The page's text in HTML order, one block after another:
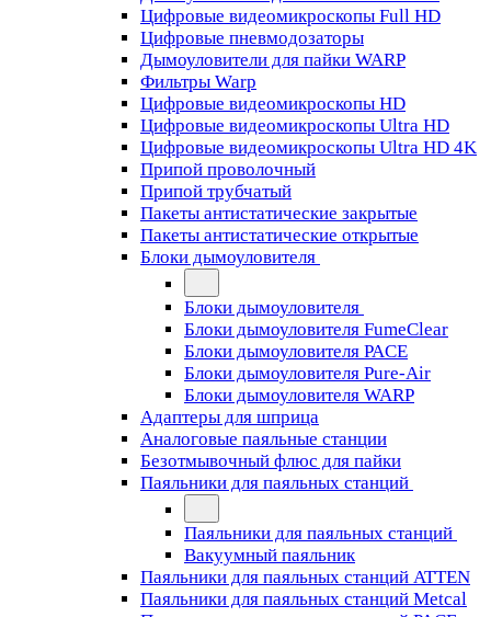
Цифровые видеомикроскопы Full HD
Цифровые пневмодозаторы
Дымоуловители для пайки WARP
Фильтры Warp
Цифровые видеомикроскопы HD
Цифровые видеомикроскопы Ultra HD
Цифровые видеомикроскопы Ultra HD 4K
Припой проволочный
Припой трубчатый
Пакеты антистатические закрытые
Пакеты антистатические открытые
Блоки дымоуловителя
Блоки дымоуловителя
Блоки дымоуловителя FumeClear
Блоки дымоуловителя PACE
Блоки дымоуловителя Pure-Air
Блоки дымоуловителя WARP
Адаптеры для шприца
Аналоговые паяльные станции
Безотмывочный флюс для пайки
Паяльники для паяльных станций
Паяльники для паяльных станций
Вакуумный паяльник
Паяльники для паяльных станций ATTEN
Паяльники для паяльных станций Metcal